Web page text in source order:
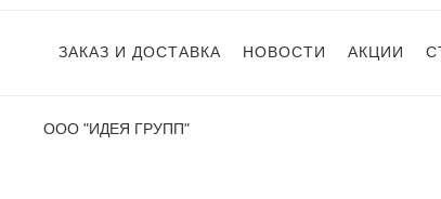
ЗАКАЗ И ДОСТАВКА НОВОСТИ АКЦИИ
ООО "ИДЕЯ ГРУПП"